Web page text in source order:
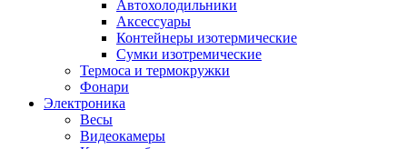
Автохолодильники
Аксессуары
Контейнеры изотермические
Сумки изотремические
Термоса и термокружки
Фонари
Электроника
Весы
Видеокамеры